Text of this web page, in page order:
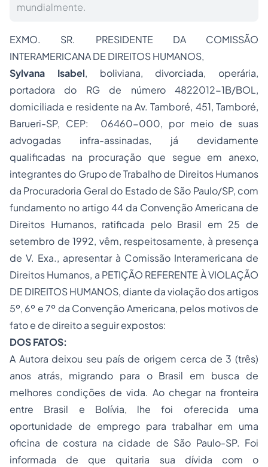
mundialmente.
EXMO. SR. PRESIDENTE DA COMISSÃO
INTERAMERICANA DE DIREITOS HUMANOS,
Sylvana Isabel, boliviana, divorciada, operária,
portadora do RG de número 4822012-1B/BOL,
domiciliada e residente na Av. Tamboré, 451, Tamboré,
Barueri-SP, CEP: 06460-000, por meio de suas
advogadas infra-assinadas, já devidamente
qualificadas na procuração que segue em anexo,
integrantes do Grupo de Trabalho de Direitos Humanos
da Procuradoria Geral do Estado de São Paulo/SP, com
fundamento no artigo 44 da Convenção Americana de
Direitos Humanos, ratificada pelo Brasil em 25 de
setembro de 1992, vêm, respeitosamente, à presença
de V. Exa., apresentar à Comissão Interamericana de
Direitos Humanos, a PETIÇÃO REFERENTE À VIOLAÇÃO
DE DIREITOS HUMANOS, diante da violação dos artigos
5º, 6º e 7º da Convenção Americana, pelos motivos de
fato e de direito a seguir expostos:
DOS FATOS:
A Autora deixou seu país de origem cerca de 3 (três)
anos atrás, migrando para o Brasil em busca de
melhores condições de vida. Ao chegar na fronteira
entre Brasil e Bolívia, lhe foi oferecida uma
oportunidade de emprego para trabalhar em uma
oficina de costura na cidade de São Paulo-SP. Foi
informada de que quitaria sua dívida com o